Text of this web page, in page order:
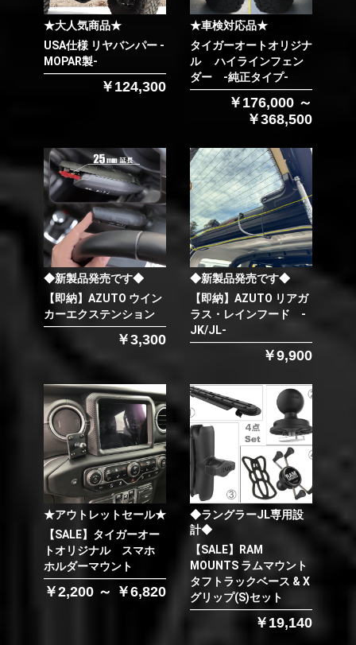
★大人気商品★
USA仕様 リヤバンパー -
MOPAR製-
￥124,300
★車検対応品★
タイガーオートオリジナ
ル ハイラインフェン
ダー -純正タイプ-
￥176,000 ～
￥368,500
◆新製品発売です◆
【即納】AZUTO ウイン
カーエクステンション
￥3,300
◆新製品発売です◆
【即納】AZUTO リアガ
ラス・レインフード -
JK/JL-
￥9,900
★アウトレットセール★
【SALE】タイガーオー
トオリジナル スマホ
ホルダーマウント
￥2,200 ～ ￥6,820
◆ラングラーJL専用設
計◆
【SALE】RAM
MOUNTS ラムマウント
タフトラックベース & X
グリップ(S)セット
￥19,140